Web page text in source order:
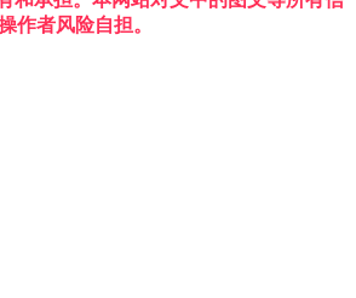
作者风险自担。